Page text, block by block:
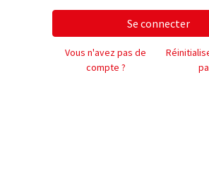
Se connecter
Vous n'avez pas de
compte ?